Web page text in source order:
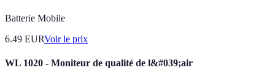
Batterie Mobile
6.49 EURVoir le prix
WL 1020 - Moniteur de qualité de l&#039;air